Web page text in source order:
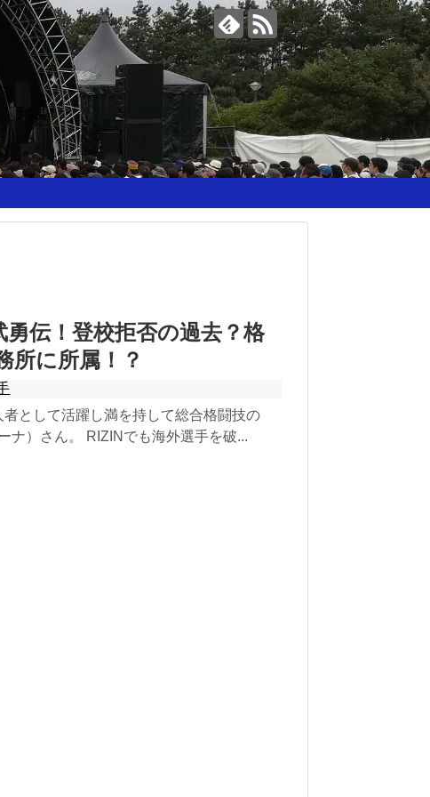
伝！登校拒否の過去？格
所に所属！？
として活躍し満を持して総合格闘技の
ナ）さん。 RIZINでも海外選手を破...